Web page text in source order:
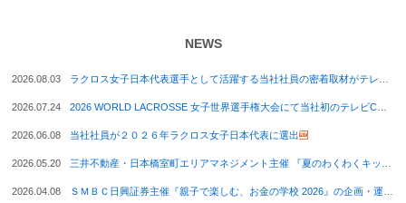
NEWS
2026.08.03 ラクロス女子日本代表選手として活躍する当社社員の密着取材がテレビ放映
2026.07.24 2026 WORLD LACROSSE 女子世界選手権大会にて当社初のテレビCMを放映
2026.06.08 当社社員が２０２６年ラクロス女子日本代表に選出
2026.05.20 三井不動産・日本橋室町エリアマネジメント主催 『夏のわくわくキッズフェス 2026』 開催のお知らせ
2026.04.08 ＳＭＢＣ日興証券主催『親子で楽しむ、お金の学校 2026』の企画・運営を当社で実施いたしました